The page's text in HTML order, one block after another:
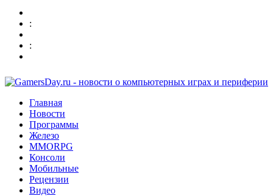
:
:
Главная
Новости
Программы
Железо
MMORPG
Консоли
Мобильные
Рецензии
Видео